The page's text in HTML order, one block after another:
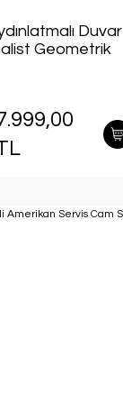
Duvar
Geometrik